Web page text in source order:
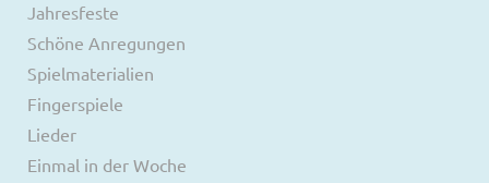
Jahresfeste
Schöne Anregungen
Spielmaterialien
Fingerspiele
Lieder
Einmal in der Woche